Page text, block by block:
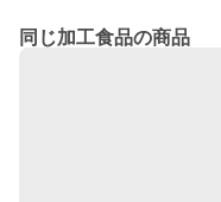
同じ加工食品の商品